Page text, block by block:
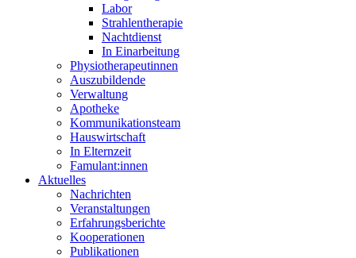
Labor
Strahlentherapie
Nachtdienst
In Einarbeitung
Physiotherapeutinnen
Auszubildende
Verwaltung
Apotheke
Kommunikationsteam
Hauswirtschaft
In Elternzeit
Famulant:innen
Aktuelles
Nachrichten
Veranstaltungen
Erfahrungsberichte
Kooperationen
Publikationen